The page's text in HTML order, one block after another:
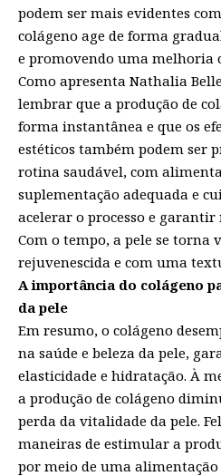
podem ser mais evidentes
colágeno age de forma
e promovendo uma melhoria
Como apresenta Nathalia
lembrar que a produção de
forma instantânea e que os
estéticos também podem ser
rotina saudável, com
suplementação adequada e
acelerar o processo e
Com o tempo, a pele se torna
rejuvenescida e com uma
A importância do colágeno
da pele
Em resumo, o colágeno
na saúde e beleza da pele,
elasticidade e hidratação. À
a produção de colágeno
perda da vitalidade da pele.
maneiras de estimular a
por meio de uma